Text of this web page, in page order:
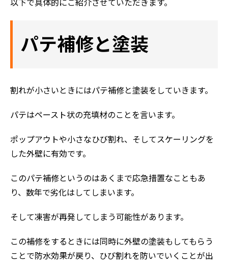
以下で具体的にご紹介させていただきます。
パテ補修と塗装
割れが小さいときにはパテ補修と塗装をしていきます。
パテはペースト状の充填材のことを言います。
ポップアウトや小さなひび割れ、そしてスケーリングを
した外壁に有効です。
このパテ補修というのはあくまで応急措置なこともあ
り、数年で劣化はしてしまいます。
そして凍害が再発してしまう可能性があります。
この補修をするときには同時に外壁の塗装もしてもらう
ことで防水効果が戻り、ひび割れを防いでいくことが出